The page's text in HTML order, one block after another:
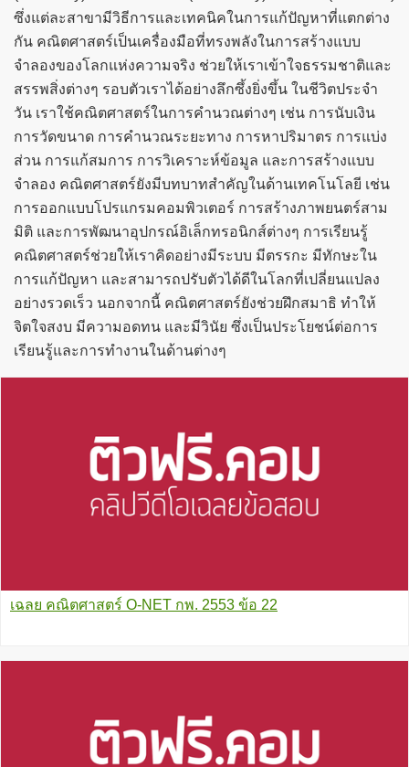
ซึ่งแต่ละสาขามีวิธีการและเทคนิคในการแก้ปัญหาที่แตกต่าง
กัน คณิตศาสตร์เป็นเครื่องมือที่ทรงพลังในการสร้างแบบ
จำลองของโลกแห่งความจริง ช่วยให้เราเข้าใจธรรมชาติและ
สรรพสิ่งต่างๆ รอบตัวเราได้อย่างลึกซึ้งยิ่งขึ้น ในชีวิตประจำ
วัน เราใช้คณิตศาสตร์ในการคำนวณต่างๆ เช่น การนับเงิน
การวัดขนาด การคำนวณระยะทาง การหาปริมาตร การแบ่ง
ส่วน การแก้สมการ การวิเคราะห์ข้อมูล และการสร้างแบบ
จำลอง คณิตศาสตร์ยังมีบทบาทสำคัญในด้านเทคโนโลยี เช่น
การออกแบบโปรแกรมคอมพิวเตอร์ การสร้างภาพยนตร์สาม
มิติ และการพัฒนาอุปกรณ์อิเล็กทรอนิกส์ต่างๆ การเรียนรู้
คณิตศาสตร์ช่วยให้เราคิดอย่างมีระบบ มีตรรกะ มีทักษะใน
การแก้ปัญหา และสามารถปรับตัวได้ดีในโลกที่เปลี่ยนแปลง
อย่างรวดเร็ว นอกจากนี้ คณิตศาสตร์ยังช่วยฝึกสมาธิ ทำให้
จิตใจสงบ มีความอดทน และมีวินัย ซึ่งเป็นประโยชน์ต่อการ
เรียนรู้และการทำงานในด้านต่างๆ
เฉลย คณิตศาสตร์ O-NET กพ. 2553 ข้อ 22